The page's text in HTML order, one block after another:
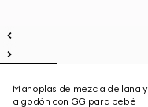
Manoplas de mezcla de lana y
algodón con GG para bebé